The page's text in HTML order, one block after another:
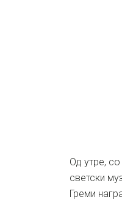
Од утре, со
светски
Греми